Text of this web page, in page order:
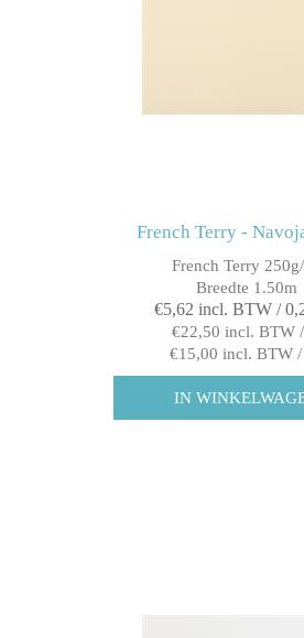
French Terry -
French Terry 250g/
Breedte 1.50m
€5,62 incl. BTW /
€22,50 incl. BTW
€15,00 incl. BTW /